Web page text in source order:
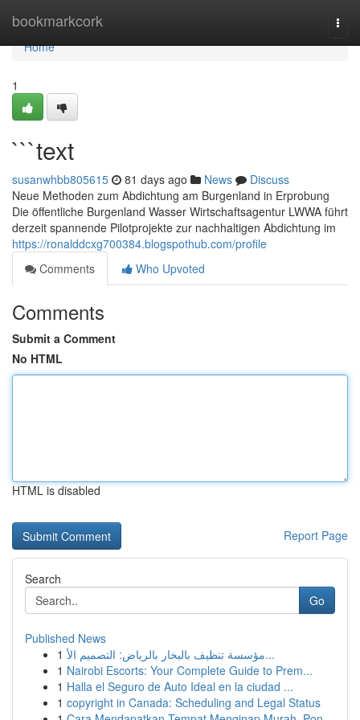
bookmarkcork
Home
Home
1
```text
susanwhbb805615 81 days ago News
Discuss
Neue Methoden zum Abdichtung am Burgenland in Erprobung
Die öffentliche Burgenland Wasser Wirtschaftsagentur LWWA führt
derzeit spannende Pilotprojekte zur nachhaltigen Abdichtung im
https://ronalddcxg700384.blogspothub.com/profile
Comments
Who Upvoted
Comments
Submit a Comment
No HTML
HTML is disabled
Report Page
Search
Go
Published News
1
مؤسسة تنظيف بالبخار بالرياض: التصميم الأ...
1 Nairobi Escorts: Your Complete Guide to Prem...
1 Halla el Seguro de Auto Ideal en la ciudad ...
1 copyright in Canada: Scheduling and Legal Status